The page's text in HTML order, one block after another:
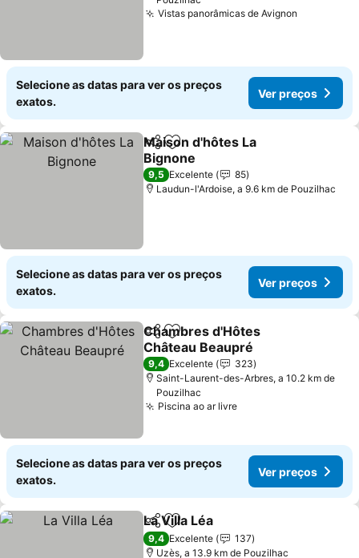
Vistas panorâmicas de Avignon
Selecione as datas para ver os preços
exatos.
Ver preços
PartilharAdicionar aos favoritos
Maison d'hôtes La
Bignone
9,5 Excelente
85
Laudun-l'Ardoise, a 9.6 km de Pouzilhac
Selecione as datas para ver os preços
exatos.
Ver preços
PartilharAdicionar aos favoritos
Chambres d'Hôtes
Château Beaupré
9,4 Excelente
323
Saint-Laurent-des-Arbres, a 10.2 km de
Pouzilhac
Piscina ao ar livre
Selecione as datas para ver os preços
exatos.
Ver preços
PartilharAdicionar aos favoritos
La Villa Léa
9,4 Excelente
137
Uzès, a 13.9 km de Pouzilhac